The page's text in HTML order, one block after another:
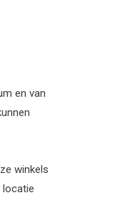
en van
winkels
locatie